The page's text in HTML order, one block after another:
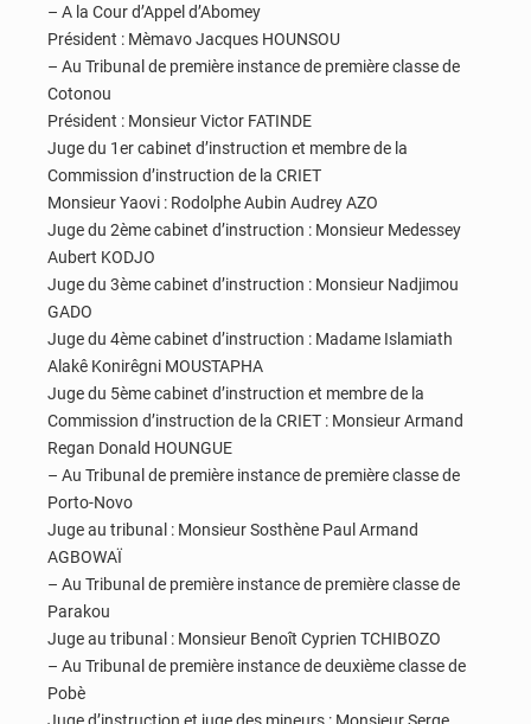
– A la Cour d’Appel d’Abomey
Président : Mèmavo Jacques HOUNSOU
– Au Tribunal de première instance de première classe de
Cotonou
Président : Monsieur Victor FATINDE
Juge du 1er cabinet d’instruction et membre de la
Commission d’instruction de la CRIET
Monsieur Yaovi : Rodolphe Aubin Audrey AZO
Juge du 2ème cabinet d’instruction : Monsieur Medessey
Aubert KODJO
Juge du 3ème cabinet d’instruction : Monsieur Nadjimou
GADO
Juge du 4ème cabinet d’instruction : Madame Islamiath
Alakê Konirêgni MOUSTAPHA
Juge du 5ème cabinet d’instruction et membre de la
Commission d’instruction de la CRIET : Monsieur Armand
Regan Donald HOUNGUE
– Au Tribunal de première instance de première classe de
Porto-Novo
Juge au tribunal : Monsieur Sosthène Paul Armand
AGBOWAÏ
– Au Tribunal de première instance de première classe de
Parakou
Juge au tribunal : Monsieur Benoît Cyprien TCHIBOZO
– Au Tribunal de première instance de deuxième classe de
Pobè
Juge d’instruction et juge des mineurs : Monsieur Serge